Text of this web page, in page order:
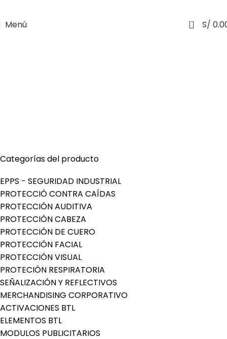
Menú 0 S/
Categorías del producto
EPPS - SEGURIDAD INDUSTRIAL
PROTECCIÓ CONTRA CAÍDAS
PROTECCIÓN AUDITIVA
PROTECCIÓN CABEZA
PROTECCIÓN DE CUERO
PROTECCIÓN FACIAL
PROTECCIÓN VISUAL
PROTECIÓN RESPIRATORIA
SEÑALIZACIÓN Y REFLECTIVOS
MERCHANDISING CORPORATIVO
ACTIVACIONES BTL
ELEMENTOS BTL
MODULOS PUBLICITARIOS